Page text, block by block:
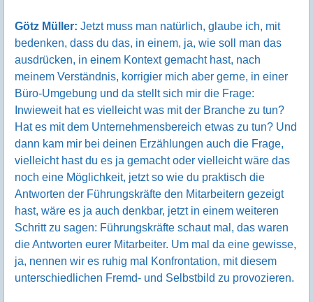
Götz Müller: Jetzt muss man natürlich, glaube ich, mit
bedenken, dass du das, in einem, ja, wie soll man das
ausdrücken, in einem Kontext gemacht hast, nach
meinem Verständnis, korrigier mich aber gerne, in einer
Büro-Umgebung und da stellt sich mir die Frage:
Inwieweit hat es vielleicht was mit der Branche zu tun?
Hat es mit dem Unternehmensbereich etwas zu tun? Und
dann kam mir bei deinen Erzählungen auch die Frage,
vielleicht hast du es ja gemacht oder vielleicht wäre das
noch eine Möglichkeit, jetzt so wie du praktisch die
Antworten der Führungskräfte den Mitarbeitern gezeigt
hast, wäre es ja auch denkbar, jetzt in einem weiteren
Schritt zu sagen: Führungskräfte schaut mal, das waren
die Antworten eurer Mitarbeiter. Um mal da eine gewisse,
ja, nennen wir es ruhig mal Konfrontation, mit diesem
unterschiedlichen Fremd- und Selbstbild zu provozieren.